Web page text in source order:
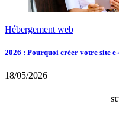
Hébergement web
2026 : Pourquoi créer votre site
18/05/2026